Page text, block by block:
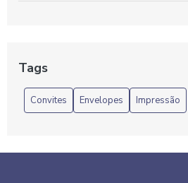
Seus Produtos
Como Escolher e Aplicar Etiquetas
Como Escolher o Envelope Bolha
Tags
Convites Envelopes Impressão